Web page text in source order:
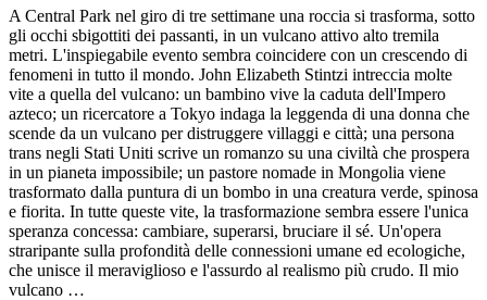
A Central Park nel giro di tre settimane una roccia si trasforma, sotto
gli occhi sbigottiti dei passanti, in un vulcano attivo alto tremila
metri. L'inspiegabile evento sembra coincidere con un crescendo di
fenomeni in tutto il mondo. John Elizabeth Stintzi intreccia molte
vite a quella del vulcano: un bambino vive la caduta dell'Impero
azteco; un ricercatore a Tokyo indaga la leggenda di una donna che
scende da un vulcano per distruggere villaggi e città; una persona
trans negli Stati Uniti scrive un romanzo su una civiltà che prospera
in un pianeta impossibile; un pastore nomade in Mongolia viene
trasformato dalla puntura di un bombo in una creatura verde, spinosa
e fiorita. In tutte queste vite, la trasformazione sembra essere l'unica
speranza concessa: cambiare, superarsi, bruciare il sé. Un'opera
straripante sulla profondità delle connessioni umane ed ecologiche,
che unisce il meraviglioso e l'assurdo al realismo più crudo. Il mio
vulcano …